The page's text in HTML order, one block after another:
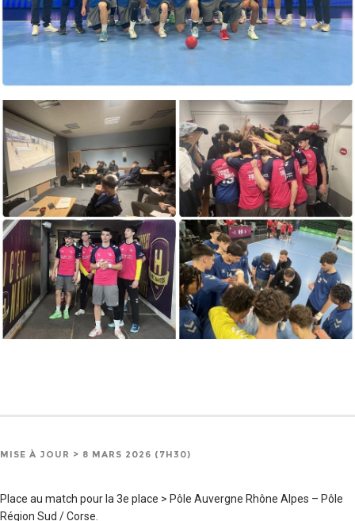
MISE À JOUR > 8 MARS 2026 (7H30)
Place au match pour la 3e place > Pôle Auvergne Rhône Alpes – Pôle
Région Sud / Corse.